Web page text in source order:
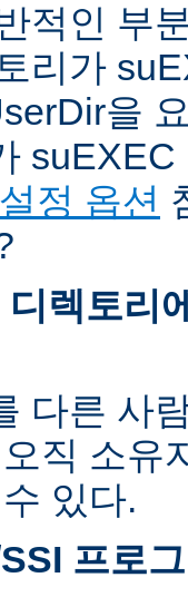
적인 부
리가
을
정 옵션
디렉토리
다른 사
직 소유
있다.
프로